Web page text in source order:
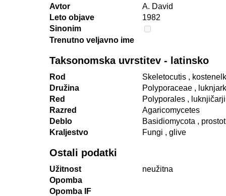
Avtor
A. David
Leto objave
1982
Sinonim
Trenutno veljavno ime
Taksonomska uvrstitev - latinsko
Rod Skeletocutis ,
Družina
Polyporaceae ,
Red
Polyporales , luknjičarji
Razred
Agaricomycetes
Deblo
Basidiomycota ,
Kraljestvo
Fungi , glive
Ostali podatki
Užitnost
neužitna
Opomba
Opomba IF